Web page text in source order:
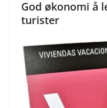
God økonomi å
turister